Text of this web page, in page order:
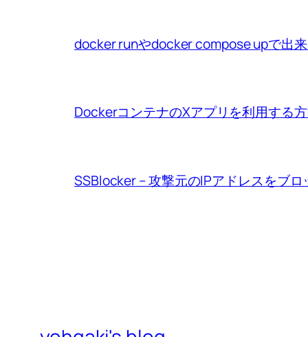
docker runやdocker compose upで出
DockerコンテナのXアプリを利用する
SSBlocker – 攻撃元のIPアドレスをブロ